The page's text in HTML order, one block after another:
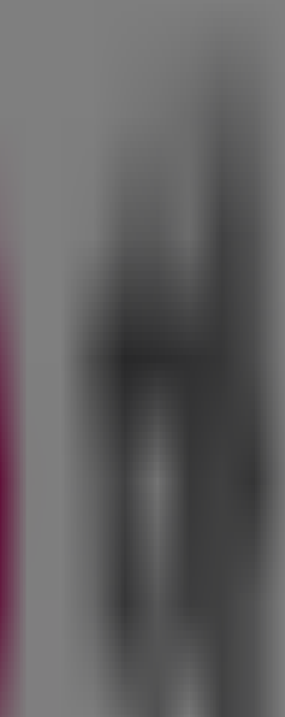
- 서울특별시
중구 - 서울특별시
), 중구 - 서울특별시